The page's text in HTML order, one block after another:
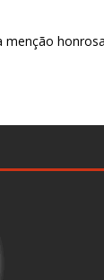
menção